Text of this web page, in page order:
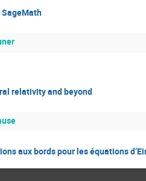
relativity and beyond
aux bords pour les équations